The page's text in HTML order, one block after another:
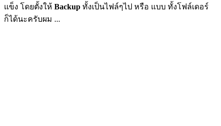
แข็ง โดยตั้งให้ Backup ทั้งเป็นไฟล์ๆไป หรือ แบบ ทั้งโฟล์เดอร์
ก็ได้นะครับผม ...